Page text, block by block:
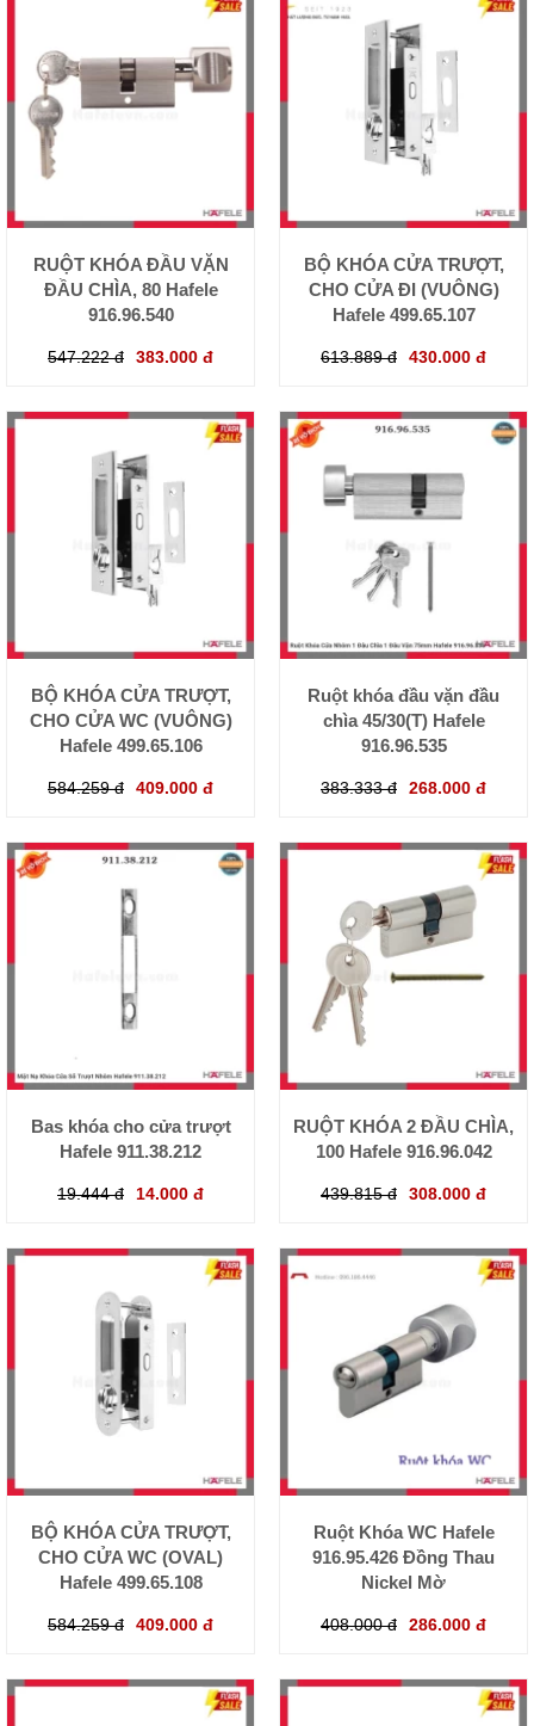
RUỘT KHÓA ĐẦU VẶN
ĐẦU CHÌA, 80 Hafele
916.96.540
547.222 đ 383.000 đ
BỘ KHÓA CỬA TRƯỢT,
CHO CỬA ĐI (VUÔNG)
Hafele 499.65.107
613.889 đ 430.000 đ
BỘ KHÓA CỬA TRƯỢT,
CHO CỬA WC (VUÔNG)
Hafele 499.65.106
584.259 đ 409.000 đ
Ruột khóa đầu vặn đầu
chìa 45/30(T) Hafele
916.96.535
383.333 đ 268.000 đ
Bas khóa cho cửa trượt
Hafele 911.38.212
19.444 đ 14.000 đ
RUỘT KHÓA 2 ĐẦU CHÌA,
100 Hafele 916.96.042
439.815 đ 308.000 đ
BỘ KHÓA CỬA TRƯỢT,
CHO CỬA WC (OVAL)
Hafele 499.65.108
584.259 đ 409.000 đ
Ruột Khóa WC Hafele
916.95.426 Đồng Thau
Nickel Mờ
408.000 đ 286.000 đ